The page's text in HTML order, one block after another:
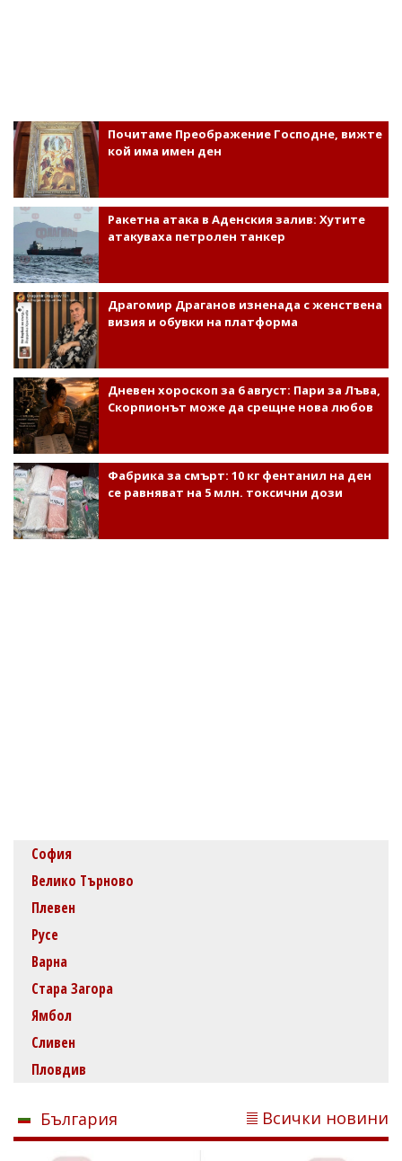
Почитаме Преображение Господне, вижте
кой има имен ден
Ракетна атака в Аденския залив: Хутите
атакуваха петролен танкер
Драгомир Драганов изненада с женствена
визия и обувки на платформа
Дневен хороскоп за 6 август: Пари за Лъва,
Скорпионът може да срещне нова любов
Фабрика за смърт: 10 кг фентанил на ден
се равняват на 5 млн. токсични дози
София
Велико Търново
Плевен
Русе
Варна
Стара Загора
Ямбол
Сливен
Пловдив
България Всички новини